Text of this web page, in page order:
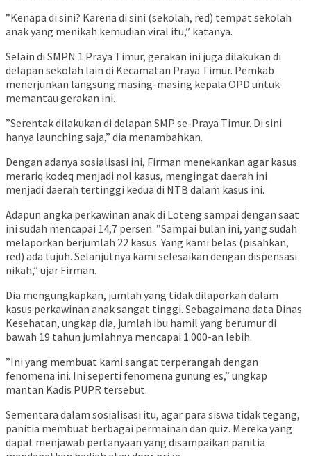
”Kenapa di sini? Karena di sini (sekolah, red) tempat sekolah
anak yang menikah kemudian viral itu,” katanya.
Selain di SMPN 1 Praya Timur, gerakan ini juga dilakukan di
delapan sekolah lain di Kecamatan Praya Timur. Pemkab
menerjunkan langsung masing-masing kepala OPD untuk
memantau gerakan ini.
”Serentak dilakukan di delapan SMP se-Praya Timur. Di sini
hanya launching saja,” dia menambahkan.
Dengan adanya sosialisasi ini, Firman menekankan agar kasus
merariq kodeq menjadi nol kasus, mengingat daerah ini
menjadi daerah tertinggi kedua di NTB dalam kasus ini.
Adapun angka perkawinan anak di Loteng sampai dengan saat
ini sudah mencapai 14,7 persen. ”Sampai bulan ini, yang sudah
melaporkan berjumlah 22 kasus. Yang kami belas (pisahkan,
red) ada tujuh. Selanjutnya kami selesaikan dengan dispensasi
nikah,” ujar Firman.
Dia mengungkapkan, jumlah yang tidak dilaporkan dalam
kasus perkawinan anak sangat tinggi. Sebagaimana data Dinas
Kesehatan, ungkap dia, jumlah ibu hamil yang berumur di
bawah 19 tahun jumlahnya mencapai 1.000-an lebih.
”Ini yang membuat kami sangat terperangah dengan
fenomena ini. Ini seperti fenomena gunung es,” ungkap
mantan Kadis PUPR tersebut.
Sementara dalam sosialisasi itu, agar para siswa tidak tegang,
panitia membuat berbagai permainan dan quiz. Mereka yang
dapat menjawab pertanyaan yang disampaikan panitia